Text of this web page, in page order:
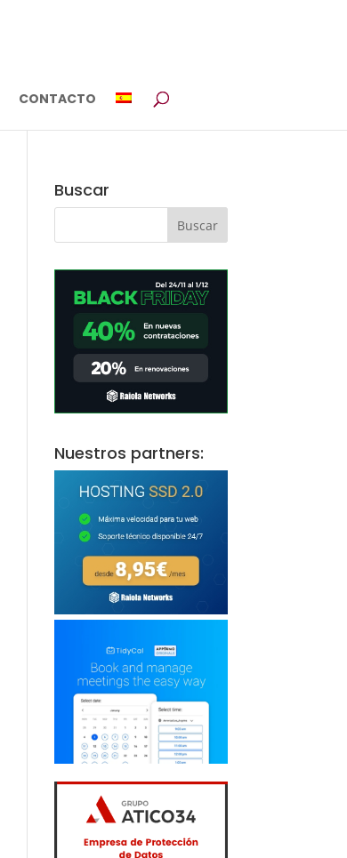
CONTACTO
Buscar
Nuestros partners: